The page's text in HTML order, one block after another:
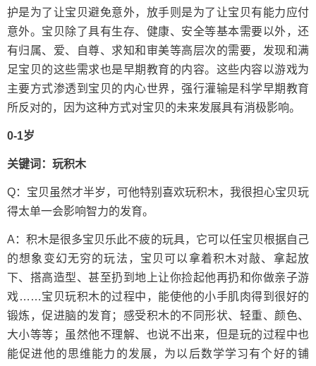
护是为了让宝贝避免意外，放手则是为了让宝贝有能力应付
意外。宝贝除了具有生存、健康、安全等基本需要以外，还
有归属、爱、自尊、求知和审美等高层次的需要，发现和满
足宝贝的这些需求也是早期教育的内容。这些内容以游戏为
主要方式渗透到宝贝的内心世界，强行灌输是科学早期教育
所反对的，因为这种方式对宝贝的未来发展具有消极影响。
0-1岁
关键词：玩积木
Q：宝贝虽然才半岁，可他特别喜欢玩积木，我很担心宝贝玩
得太单一会影响智力的发育。
A：积木是很多宝贝乐此不疲的玩具，它可以任宝贝根据自己
的想象变幻无穷的玩法，宝贝可以拿着积木对敲、拿起放
下、搭高造型、甚至扔到地上让你捡起他再扔和你做亲子游
戏……宝贝玩积木的过程中，能使他的小手肌肉得到很好的
锻炼，促进脑的发育；感受积木的不同形状、轻重、颜色、
大小等等；虽然他不理解、也说不出来，但是玩的过程中也
能促进他的思维能力的发展，为以后数学学习有个好的铺